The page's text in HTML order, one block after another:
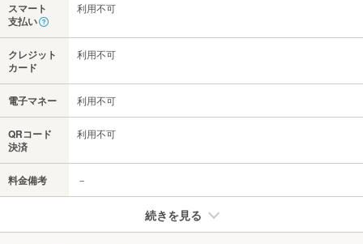
スマート
支払い
利用不可
クレジット
カード
利用不可
電子マネー 利用不可
QRコード
決済
利用不可
料金備考 －
続きを見る